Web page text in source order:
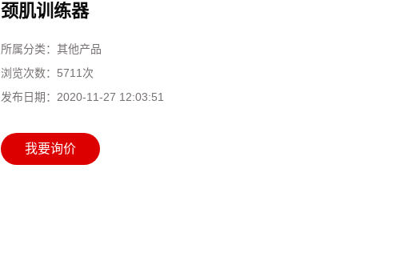
颈肌训练器
所属分类： 其他产品
浏览次数： 5711次
发布日期： 2020-11-27 12:03:51
我要询价